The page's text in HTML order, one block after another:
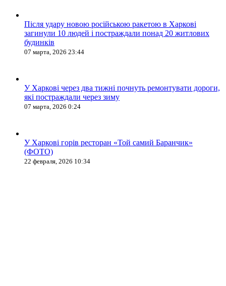
Після удару новою російською ракетою в Харкові
загинули 10 людей і постраждали понад 20 житлових
будинків
07 марта, 2026 23:44
У Харкові через два тижні почнуть ремонтувати дороги,
які постраждали через зиму
07 марта, 2026 0:24
У Харкові горів ресторан «Той самий Баранчик»
(ФОТО)
22 февраля, 2026 10:34